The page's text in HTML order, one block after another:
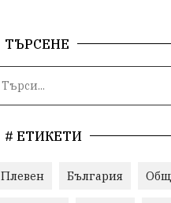
ТЪРСЕНЕ
# ЕТИКЕТИ
Плевен България